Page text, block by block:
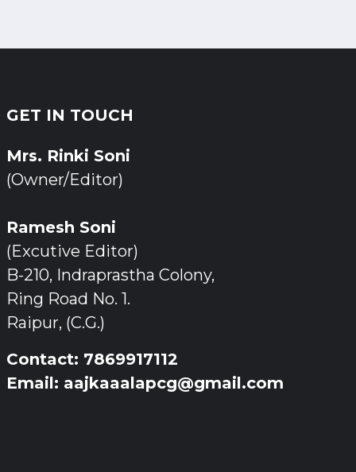
GET IN TOUCH
Mrs. Rinki Soni
(Owner/Editor)
Ramesh Soni
(Excutive Editor)
B-210, Indraprastha Colony,
Ring Road No. 1.
Raipur, (C.G.)
Contact: 7869917112
Email: aajkaaalapcg@gmail.com